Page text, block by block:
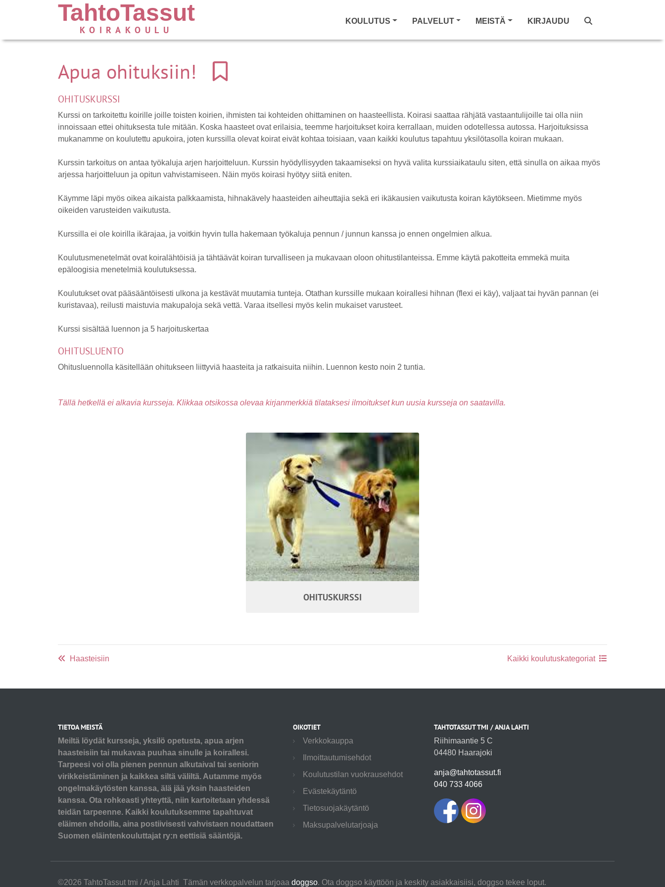
TahtoTassut
KOIRAKOULU
KOULUTUS PALVELUT MEISTÄ KIRJAUDU
Apua ohituksiin!
OHITUSKURSSI
Kurssi on tarkoitettu koirille joille toisten koirien, ihmisten tai kohteiden ohittaminen on haasteellista. Koirasi saattaa rähjätä vastaantulijoille tai olla niin
innoissaan ettei ohituksesta tule mitään. Koska haasteet ovat erilaisia, teemme harjoitukset koira kerrallaan, muiden odotellessa autossa. Harjoituksissa
mukanamme on koulutettu apukoira, joten kurssilla olevat koirat eivät kohtaa toisiaan, vaan kaikki koulutus tapahtuu yksilötasolla koiran mukaan.
Kurssin tarkoitus on antaa työkaluja arjen harjoitteluun. Kurssin hyödyllisyyden takaamiseksi on hyvä valita kurssiaikataulu siten, että sinulla on aikaa myös
arjessa harjoitteluun ja opitun vahvistamiseen. Näin myös koirasi hyötyy siitä eniten.
Käymme läpi myös oikea aikaista palkkaamista, hihnakävely haasteiden aiheuttajia sekä eri ikäkausien vaikutusta koiran käytökseen. Mietimme myös
oikeiden varusteiden vaikutusta.
Kurssilla ei ole koirilla ikärajaa, ja voitkin hyvin tulla hakemaan työkaluja pennun / junnun kanssa jo ennen ongelmien alkua.
Koulutusmenetelmät ovat koiralähtöisiä ja tähtäävät koiran turvalliseen ja mukavaan oloon ohitustilanteissa. Emme käytä pakotteita emmekä muita
epäloogisia menetelmiä koulutuksessa.
Koulutukset ovat pääsääntöisesti ulkona ja kestävät muutamia tunteja. Otathan kurssille mukaan koirallesi hihnan (flexi ei käy), valjaat tai hyvän pannan (ei
kuristavaa), reilusti maistuvia makupaloja sekä vettä. Varaa itsellesi myös kelin mukaiset varusteet.
Kurssi sisältää luennon ja 5 harjoituskertaa
OHITUSLUENTO
Ohitusluennolla käsitellään ohitukseen liittyviä haasteita ja ratkaisuita niihin. Luennon kesto noin 2 tuntia.
Tällä hetkellä ei alkavia kursseja. Klikkaa otsikossa olevaa kirjanmerkkiä tilataksesi ilmoitukset kun uusia kursseja on saatavilla.
OHITUSKURSSI
Haasteisiin Kaikki koulutuskategoriat
TIETOA MEISTÄ
Meiltä löydät kursseja, yksilö opetusta, apua arjen
haasteisiin tai mukavaa puuhaa sinulle ja koirallesi.
Tarpeesi voi olla pienen pennun alkutaival tai seniorin
virikkeistäminen ja kaikkea siltä väliltä. Autamme myös
ongelmakäytösten kanssa, älä jää yksin haasteiden
kanssa. Ota rohkeasti yhteyttä, niin kartoitetaan yhdessä
teidän tarpeenne. Kaikki koulutuksemme tapahtuvat
eläimen ehdoilla, aina postiivisesti vahvistaen noudattaen
Suomen eläintenkouluttajat ry:n eettisiä sääntöjä.
OIKOTIET
Verkkokauppa
Ilmoittautumisehdot
Koulutustilan vuokrausehdot
Evästekäytäntö
Tietosuojakäytäntö
Maksupalvelutarjoaja
TAHTOTASSUT TMI / ANJA LAHTI
Riihimaantie 5 C
04480 Haarajoki
anja@tahtotassut.fi
040 733 4066
©2026 TahtoTassut tmi / Anja Lahti Tämän verkkopalvelun tarjoaa doggso. Ota doggso käyttöön ja keskity asiakkaisiisi, doggso tekee loput.